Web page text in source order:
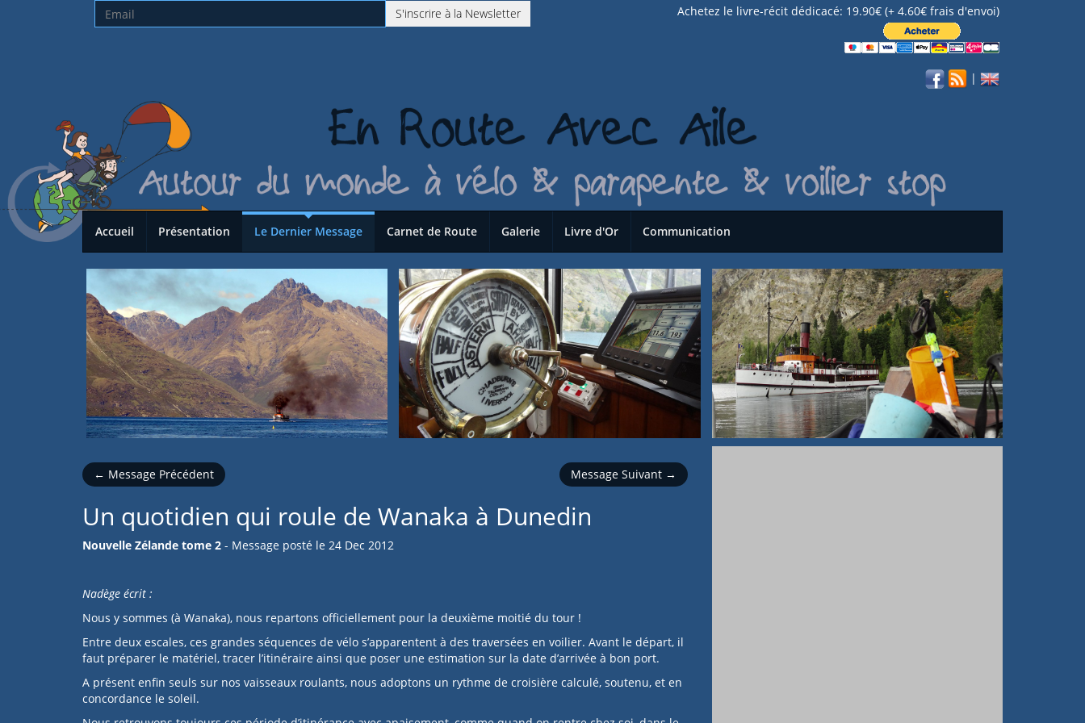
S'inscrire à la Newsletter Achetez le livre-récit dédicacé: 19.90€ (+ 4.60€ frais d'envoi)
|
Accueil Présentation Le Dernier Message Carnet de Route Galerie Livre d'Or Communication
← Message Précédent Message Suivant →
Un quotidien qui roule de Wanaka à Dunedin
Nouvelle Zélande tome 2 - Message posté le 24 Dec 2012
Nadège écrit :
Nous y sommes (à Wanaka), nous repartons officiellement pour la deuxième moitié du tour !
Entre deux escales, ces grandes séquences de vélo s’apparentent à des traversées en voilier. Avant le départ, il
faut préparer le matériel, tracer l’itinéraire ainsi que poser une estimation sur la date d’arrivée à bon port.
A présent enfin seuls sur nos vaisseaux roulants, nous adoptons un rythme de croisière calculé, soutenu, et en
concordance le soleil.